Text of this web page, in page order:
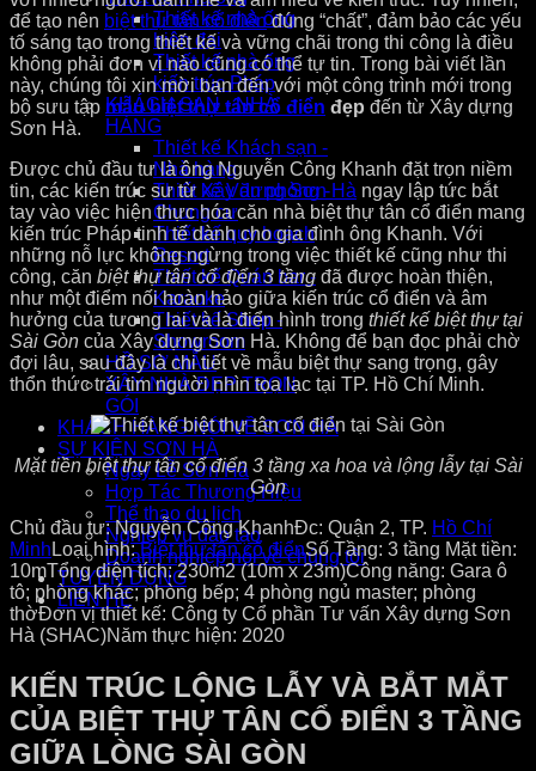
Thiết kế nhà ống
hiện đại
Thiết kế nhà ống
kiến trúc Pháp
KHÁCH SẠN - NHÀ
HÀNG
Thiết kế Khách sạn -
Nhà hàng
Thiết kế Văn phòng -
Chung cư
Thiết kế quy hoạch
Resort
Thiết kế Quán bar -
Karaoke
Thiết kế Shop -
Showroom
HỒ SƠ MẪU
XÂY NHÀ ĐẸP TRỌN
GÓI
KHÁCH HÀNG NÓI VỀ SƠN HÀ
SỰ KIỆN SƠN HÀ
Ngày Lễ Sơn Hà
Hợp Tác Thương Hiệu
Thể thao du lịch
Nghiệp vụ đào tạo
Doanh nghiệp nói về chúng tôi
TUYỂN DỤNG
LIÊN HỆ
để tạo nên biệt thự tân cổ điểnđúng “chất”, đảm bảo các yếu
tố sáng tạo trong thiết kế và vững chãi trong thi công là điều
không phải đơn vị nào cũng có thể tự tin. Trong bài viết lần
này, chúng tôi xin mời bạn đến với một công trình mới trong
bộ sưu tập mẫu biệt thự tân cổ điển đẹp đến từ Xây dựng
Sơn Hà.
Được chủ đầu tư là ông Nguyễn Công Khanh đặt trọn niềm
tin, các kiến trúc sư từXây dựng Sơn Hà ngay lập tức bắt
tay vào việc hiện thực hóa căn nhà biệt thự tân cổ điển mang
kiến trúc Pháp tinh tế dành cho gia đình ông Khanh. Với
những nỗ lực không ngừng trong việc thiết kế cũng như thi
công, căn biệt thự tân cổ điển 3 tầng đã được hoàn thiện,
như một điểm nối hoàn hảo giữa kiến trúc cổ điển và âm
hưởng của tương lai và là điển hình trong thiết kế biệt thự tại
Sài Gòn của Xây dựng Sơn Hà. Không để bạn đọc phải chờ
đợi lâu, sau đây là chi tiết về mẫu biệt thự sang trọng, gây
thổn thức trái tim người nhìn tọa lạc tại TP. Hồ Chí Minh.
Mặt tiền biệt thự tân cổ điển 3 tầng xa hoa và lộng lẫy tại Sài
Gòn
Chủ đầu tư: Nguyễn Công KhanhĐc: Quận 2, TP. Hồ Chí
Minh Loại hình:Biệt thự tân cổ điểnSố Tầng: 3 tầng Mặt tiền:
10mTổng diện tích: 230m2 (10m x 23m)Công năng: Gara ô
tô; phòng khác; phòng bếp; 4 phòng ngủ master; phòng
thờĐơn vị thiết kế: Công ty Cổ phần Tư vấn Xây dựng Sơn
Hà (SHAC)Năm thực hiện: 2020
KIẾN TRÚC LỘNG LẪY VÀ BẮT MẮT
CỦA BIỆT THỰ TÂN CỔ ĐIỂN 3 TẦNG
GIỮA LÒNG SÀI GÒN